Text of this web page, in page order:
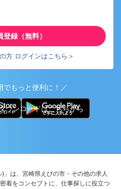
登録（無料）
方 ログインはこちら＞
でもっと便利に！／
ウンロードはこちらから
)」は、宮崎県えびの市・その他の求人
着をコンセプトに、仕事探しに役立つ